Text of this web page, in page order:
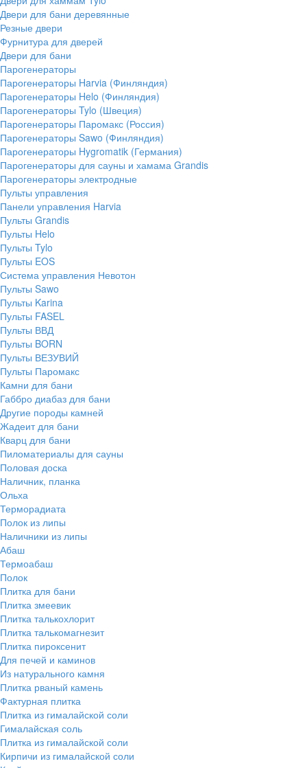
Двери для бани деревянные
Резные двери
Фурнитура для дверей
Двери для бани
Парогенераторы
Парогенераторы Harvia (Финляндия)
Парогенераторы Helo (Финляндия)
Парогенераторы Tylo (Швеция)
Парогенераторы Паромакс (Россия)
Парогенераторы Sawo (Финляндия)
Парогенераторы Hygromatik (Германия)
Парогенераторы для сауны и хамама Grandis
Парогенераторы электродные
Пульты управления
Панели управления Harvia
Пульты Grandis
Пульты Helo
Пульты Tylo
Пульты EOS
Система управления Невотон
Пульты Sawo
Пульты Karina
Пульты FASEL
Пульты ВВД
Пульты BORN
Пульты ВЕЗУВИЙ
Пульты Паромакс
Камни для бани
Габбро диабаз для бани
Другие породы камней
Жадеит для бани
Кварц для бани
Пиломатериалы для сауны
Половая доска
Наличник, планка
Ольха
Терморадиата
Полок из липы
Наличники из липы
Абаш
Термоабаш
Полок
Плитка для бани
Плитка змеевик
Плитка талькохлорит
Плитка талькомагнезит
Плитка пироксенит
Для печей и каминов
Из натурального камня
Плитка рваный камень
Фактурная плитка
Плитка из гималайской соли
Гималайская соль
Плитка из гималайской соли
Кирпичи из гималайской соли